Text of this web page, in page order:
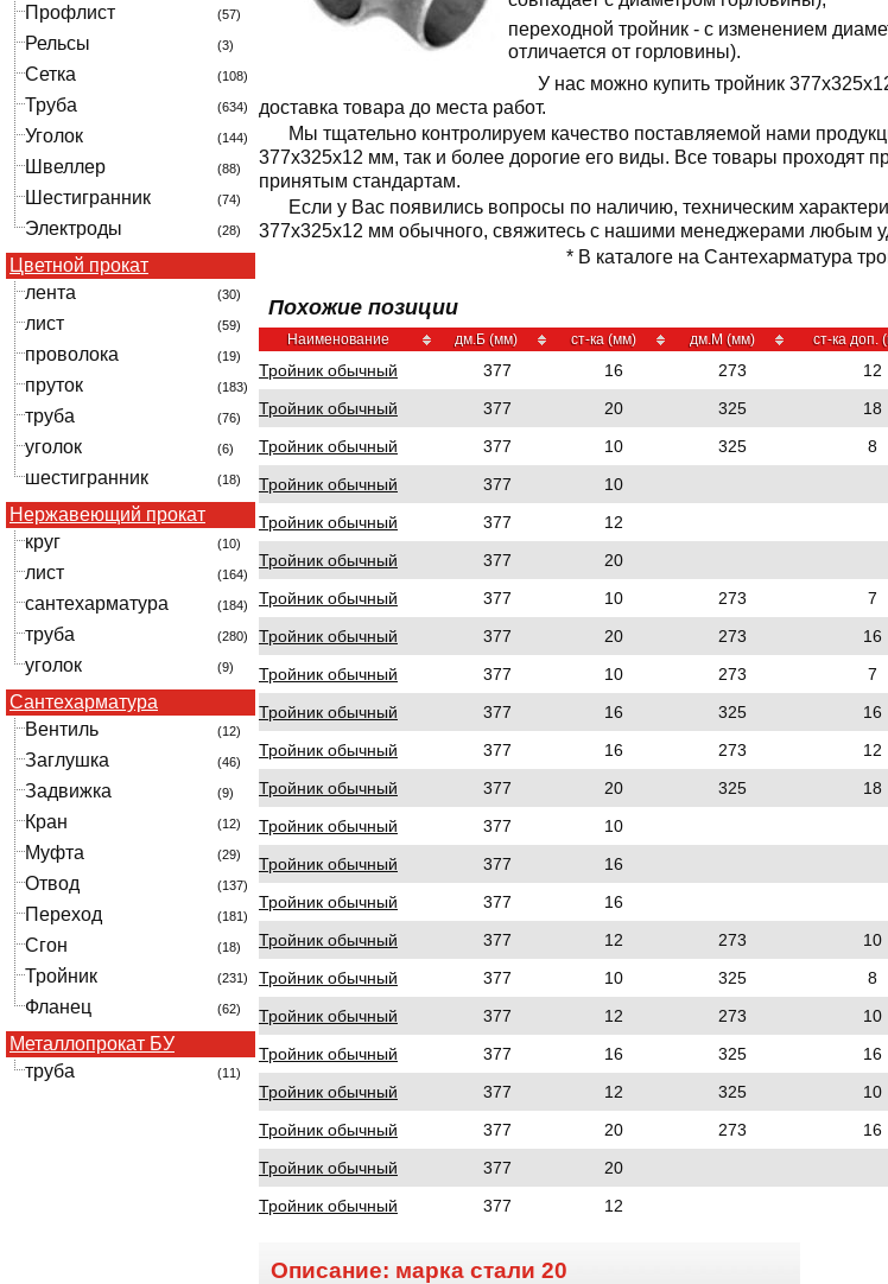
Профлист (57)
Рельсы (3)
Сетка (108)
Труба (634)
Уголок (144)
Швеллер (88)
Шестигранник (74)
Электроды (28)
Цветной прокат
лента
(30)
лист (59)
проволока (19)
пруток (183)
труба (76)
уголок (6)
шестигранник (18)
Нержавеющий прокат
круг
(10)
лист (164)
сантехарматура (184)
труба (280)
уголок (9)
Сантехарматура
Вентиль
(12)
Заглушка (46)
Задвижка (9)
Кран (12)
Муфта (29)
Отвод (137)
Переход (181)
Сгон (18)
Тройник (231)
Фланец (62)
Металлопрокат БУ
труба
(11)
переходной тройник - с изменением
отличается от горловины).
У нас можно купить тройник
доставка товара до места работ.
Мы тщательно контролируем качество поставляемой нами
377x325x12 мм, так и более дорогие его виды. Все товары проходят
принятым стандартам.
Если у Вас появились вопросы по наличию, техническим
377x325x12 мм обычного, свяжитесь с нашими менеджерами любым
* В каталоге на Сантехарматура
Похожие позиции
Наименование дм.Б (мм) ст-ка (мм) дм.М (мм) ст-ка доп.
Тройник обычный 377 16 273 12
Тройник обычный
377 20 325 18
Тройник обычный
377 10 325 8
Тройник обычный
377 10
Тройник обычный
377 12
Тройник обычный
377 20
Тройник обычный
377 10 273 7
Тройник обычный
377 20 273 16
Тройник обычный
377 10 273 7
Тройник обычный
377 16 325 16
Тройник обычный
377 16 273 12
Тройник обычный
377 20 325 18
Тройник обычный
377 10
Тройник обычный
377 16
Тройник обычный
377 16
Тройник обычный
377 12 273 10
Тройник обычный
377 10 325 8
Тройник обычный
377 12 273 10
Тройник обычный
377 16 325 16
Тройник обычный
377 12 325 10
Тройник обычный
377 20 273 16
Тройник обычный
377 20
Тройник обычный
377 12
Описание: марка стали 20